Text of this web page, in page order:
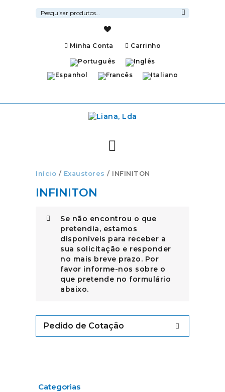
Pesquisar
por:
Minha Conta Carrinho
Início / Exaustores / INFINITON
INFINITON
Se não encontrou o que
pretendia, estamos
disponíveis para receber a
sua solicitação e responder
no mais breve prazo. Por
favor informe-nos sobre o
que pretende no formulário
abaixo.
Pedido de Cotação
Categorias